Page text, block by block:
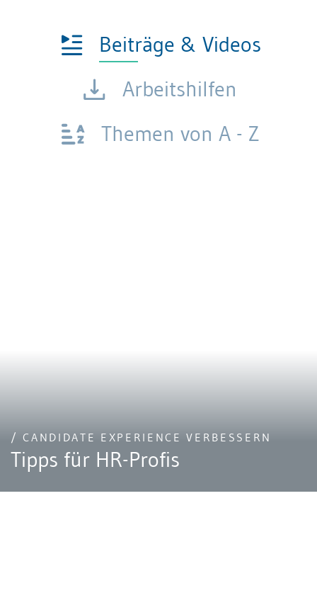
Beiträge & Videos
Arbeitshilfen
Themen von A - Z
/ CANDIDATE EXPERIENCE VERBESSERN
Tipps für HR-Profis